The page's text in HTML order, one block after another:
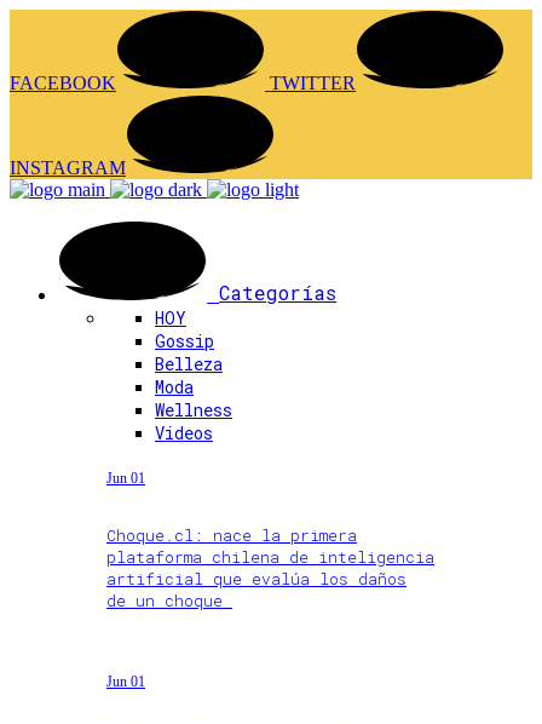
FACEBOOK TWITTER
INSTAGRAM
Categorías
HOY
Gossip
Belleza
Moda
Wellness
Videos
Jun 01
Choque.cl: nace la primera
plataforma chilena de inteligencia
artificial que evalúa los daños
de un choque
Jun 01